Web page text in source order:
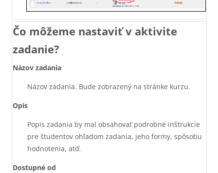
Čo môžeme nastaviť v aktivite
zadanie?
Názov zadania
Názov zadania. Bude zobrazený na stránke kurzu.
Opis
Popis zadania by mal obsahovať podrobné inštrukcie
pre študentov ohľadom zadania, jeho formy, spôsobu
hodnotenia, atď.
Dostupné od